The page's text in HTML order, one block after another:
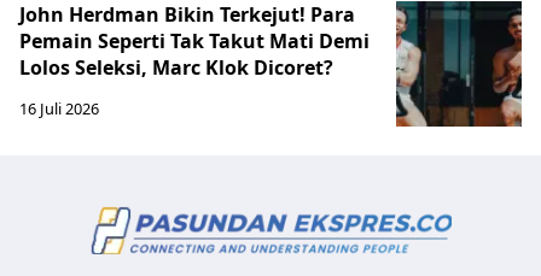
John Herdman Bikin Terkejut! Para
Pemain Seperti Tak Takut Mati Demi
Lolos Seleksi, Marc Klok Dicoret?
16 Juli 2026